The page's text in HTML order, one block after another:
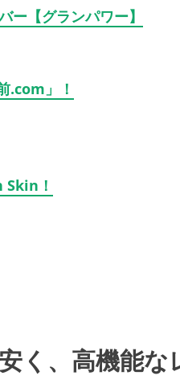
ー【グランパワー】
.com」！
！
安く、高機能